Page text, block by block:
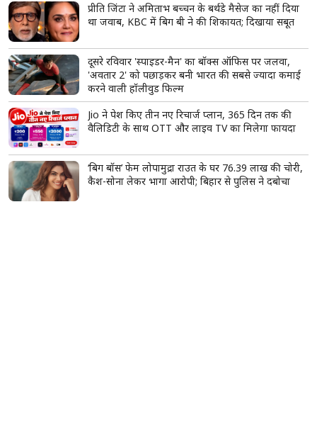
प्रीति जिंटा ने अमिताभ बच्चन के बर्थडे मैसेज का नहीं दिया
था जवाब, KBC में बिग बी ने की शिकायत; दिखाया सबूत
दूसरे रविवार 'स्पाइडर-मैन' का बॉक्स ऑफिस पर जलवा,
'अवतार 2' को पछाड़कर बनी भारत की सबसे ज्यादा कमाई
करने वाली हॉलीवुड फिल्म
Jio ने पेश किए तीन नए रिचार्ज प्लान, 365 दिन तक की
वैलिडिटी के साथ OTT और लाइव TV का मिलेगा फायदा
‘बिग बॉस’ फेम लोपामुद्रा राउत के घर 76.39 लाख की चोरी,
कैश-सोना लेकर भागा आरोपी; बिहार से पुलिस ने दबोचा